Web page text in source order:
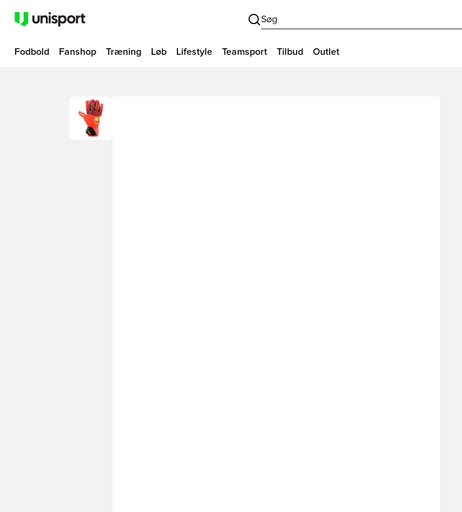
Søg
Fodbold Fanshop Træning Løb Lifestyle Teamsport Tilbud Outlet